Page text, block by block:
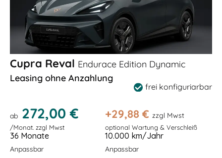
Cupra Reval Endurace Edition Dynamic
Leasing ohne Anzahlung
frei konfiguriarbar
ab 272,00 €
/Monat. zzgl Mwst
+29,88 € zzgl Mwst
optional Wartung & Verschleiß
36 Monate
Anpassbar
10.000 km/Jahr
Anpassbar